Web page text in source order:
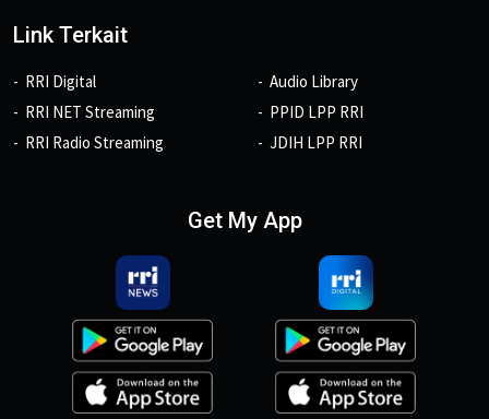
Link Terkait
RRI Digital
RRI NET Streaming
RRI Radio Streaming
Audio Library
PPID LPP RRI
JDIH LPP RRI
Get My App